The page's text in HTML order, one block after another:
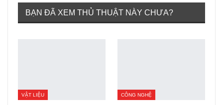
BẠN ĐÃ XEM THỦ THUẬT NÀY CHƯA?
VẬT LIỆU CÔNG NGHỆ